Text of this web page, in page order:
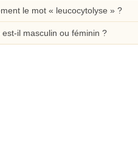
le mot « leucocytolyse » ?
il masculin ou féminin ?